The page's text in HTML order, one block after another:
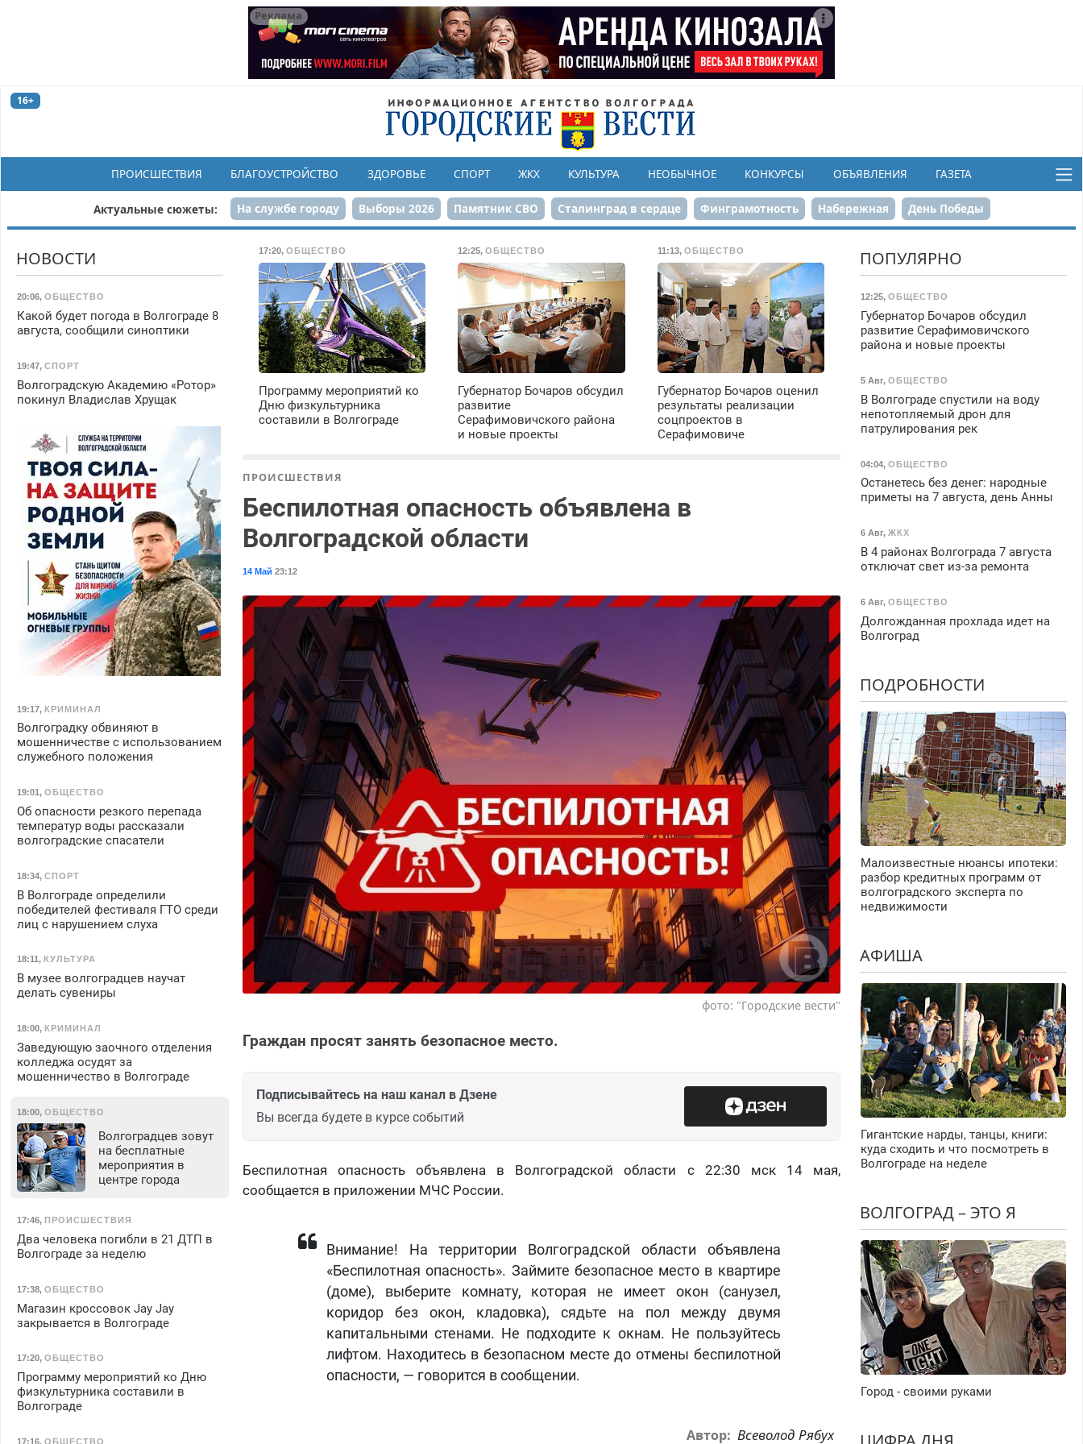
Реклама
16+
ПРОИСШЕСТВИЯ БЛАГОУСТРОЙСТВО ЗДОРОВЬЕ СПОРТ ЖКХ КУЛЬТУРА НЕОБЫЧНОЕ КОНКУРСЫ ОБЪЯВЛЕНИЯ ГАЗЕТА
Актуальные сюжеты: На службе городу Выборы 2026 Памятник СВО Сталинград в сердце Финграмотность Набережная День Победы
Реконструкция ЦПКиО 80-летие Победы Парк Героев-летчиков
17:20,ОБЩЕСТВО
Программу мероприятий ко
Дню физкультурника
составили в Волгограде
12:25,ОБЩЕСТВО
Губернатор Бочаров обсудил
развитие
Серафимовичского района
и новые проекты
11:13, ОБЩЕСТВО
Губернатор Бочаров оценил
результаты реализации
соцпроектов в
Серафимовиче
ПРОИСШЕСТВИЯ
Беспилотная опасность объявлена в
Волгоградской области
14 Май 23:12
фото: "Городские вести"
Граждан просят занять безопасное место.
Подписывайтесь на наш канал в Дзене
Вы всегда будете в курсе событий
Беспилотная опасность объявлена в Волгоградской области с 22:30 мск 14 мая,
сообщается в приложении МЧС России.
Внимание! На территории Волгоградской области объявлена
«Беспилотная опасность». Займите безопасное место в квартире
(доме), выберите комнату, которая не имеет окон (санузел,
коридор без окон, кладовка), сядьте на пол между двумя
капитальными стенами. Не подходите к окнам. Не пользуйтесь
лифтом. Находитесь в безопасном месте до отмены беспилотной
опасности, — говорится в сообщении.
Автор: Всеволод Рябух
НОВОСТИ
20:06, ОБЩЕСТВО
Какой будет погода в Волгограде 8
августа, сообщили синоптики
19:47, СПОРТ
Волгоградскую Академию «Ротор»
покинул Владислав Хрущак
19:17, КРИМИНАЛ
Волгоградку обвиняют в
мошенничестве с использованием
служебного положения
19:01, ОБЩЕСТВО
Об опасности резкого перепада
температур воды рассказали
волгоградские спасатели
18:34, СПОРТ
В Волгограде определили
победителей фестиваля ГТО среди
лиц с нарушением слуха
18:11 , КУЛЬТУРА
В музее волгоградцев научат
делать сувениры
18:00, КРИМИНАЛ
Заведующую заочного отделения
колледжа осудят за
мошенничество в Волгограде
18:00, ОБЩЕСТВО
Волгоградцев зовут
на бесплатные
мероприятия в
центре города
17:46, ПРОИСШЕСТВИЯ
Два человека погибли в 21 ДТП в
Волгограде за неделю
17:38, ОБЩЕСТВО
Магазин кроссовок Jay Jay
закрывается в Волгограде
17:20, ОБЩЕСТВО
Программу мероприятий ко Дню
физкультурника составили в
Волгограде
17:16, ОБЩЕСТВО
ПОПУЛЯРНО
12:25, ОБЩЕСТВО
Губернатор Бочаров обсудил
развитие Серафимовичского
района и новые проекты
5 Авг, ОБЩЕСТВО
В Волгограде спустили на воду
непотопляемый дрон для
патрулирования рек
04:04, ОБЩЕСТВО
Останетесь без денег: народные
приметы на 7 августа, день Анны
6 Авг, ЖКХ
В 4 районах Волгограда 7 августа
отключат свет из-за ремонта
6 Авг, ОБЩЕСТВО
Долгожданная прохлада идет на
Волгоград
ПОДРОБНОСТИ
Малоизвестные нюансы ипотеки:
разбор кредитных программ от
волгоградского эксперта по
недвижимости
АФИША
Гигантские нарды, танцы, книги:
куда сходить и что посмотреть в
Волгограде на неделе
ВОЛГОГРАД – ЭТО Я
Город - своими руками